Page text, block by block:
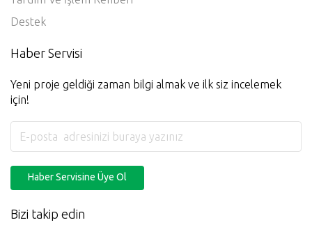
Destek
Haber Servisi
Yeni proje geldiği zaman bilgi almak ve ilk siz incelemek
için!
Haber Servisine Üye Ol
Bizi takip edin